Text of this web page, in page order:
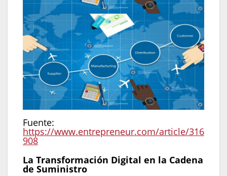
Fuente:
https://www.entrepreneur.com/article/316
908
La Transformación Digital en la Cadena
de Suministro